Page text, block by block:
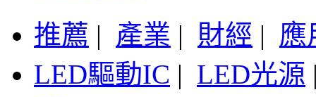
推薦 | 產業 | 財經 | 應
LED驅動IC | LED光源